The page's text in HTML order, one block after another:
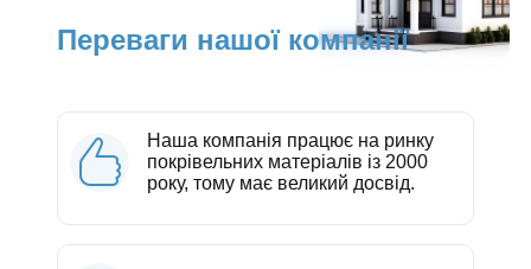
Переваги нашої компанії
Наша компанія працює на ринку
покрівельних матеріалів із 2000
року, тому має великий досвід.